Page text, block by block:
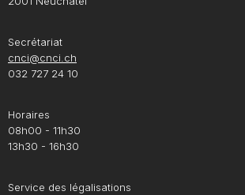
Secrétariat
cnci@cnci.ch
032 727 24 10
Horaires
08h00 - 11h30
13h30 - 16h30
Service des légalisations